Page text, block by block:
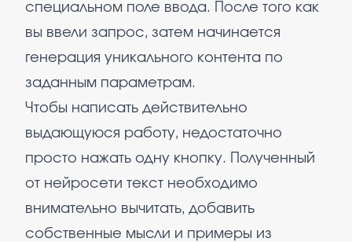
специальном поле ввода. После того как
вы ввели запрос, затем начинается
генерация уникального контента по
заданным параметрам.
Чтобы написать действительно
выдающуюся работу, недостаточно
просто нажать одну кнопку. Полученный
от нейросети текст необходимо
внимательно вычитать, добавить
собственные мысли и примеры из